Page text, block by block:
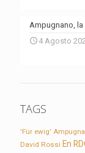
Ampugnano,
4 Agosto
TAGS
'Für ewig'
David Rossi En